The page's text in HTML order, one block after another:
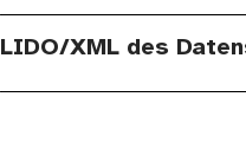
LIDO/XML des